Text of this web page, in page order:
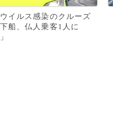
イルス感染のクルーズ
船、仏人乗客1人に